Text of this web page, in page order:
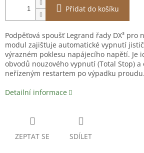
Přidat do košíku
Podpěťová spoušť Legrand řady DX³ pro
modul zajišťuje automatické vypnutí
výrazném poklesu napájecího napětí. Je
obvodů nouzového vypnutí (Total Stop)
neřízeným restartem po výpadku proudu.
Detailní informace
ZEPTAT SE SDÍLET